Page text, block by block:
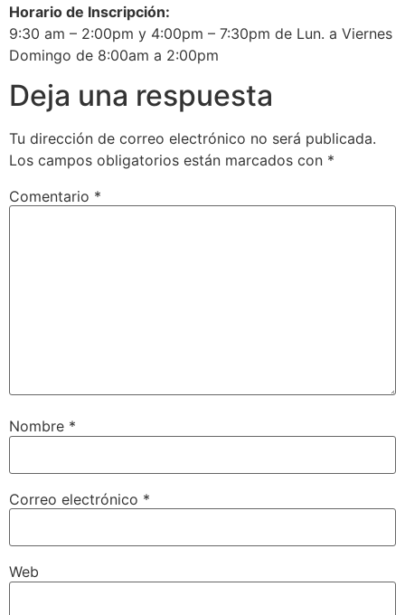
Horario de Inscripción:
9:30 am – 2:00pm y 4:00pm – 7:30pm de Lun. a Viernes
Domingo de 8:00am a 2:00pm
Deja una respuesta
Tu dirección de correo electrónico no será publicada.
Los campos obligatorios están marcados con *
Comentario *
Nombre *
Correo electrónico *
Web